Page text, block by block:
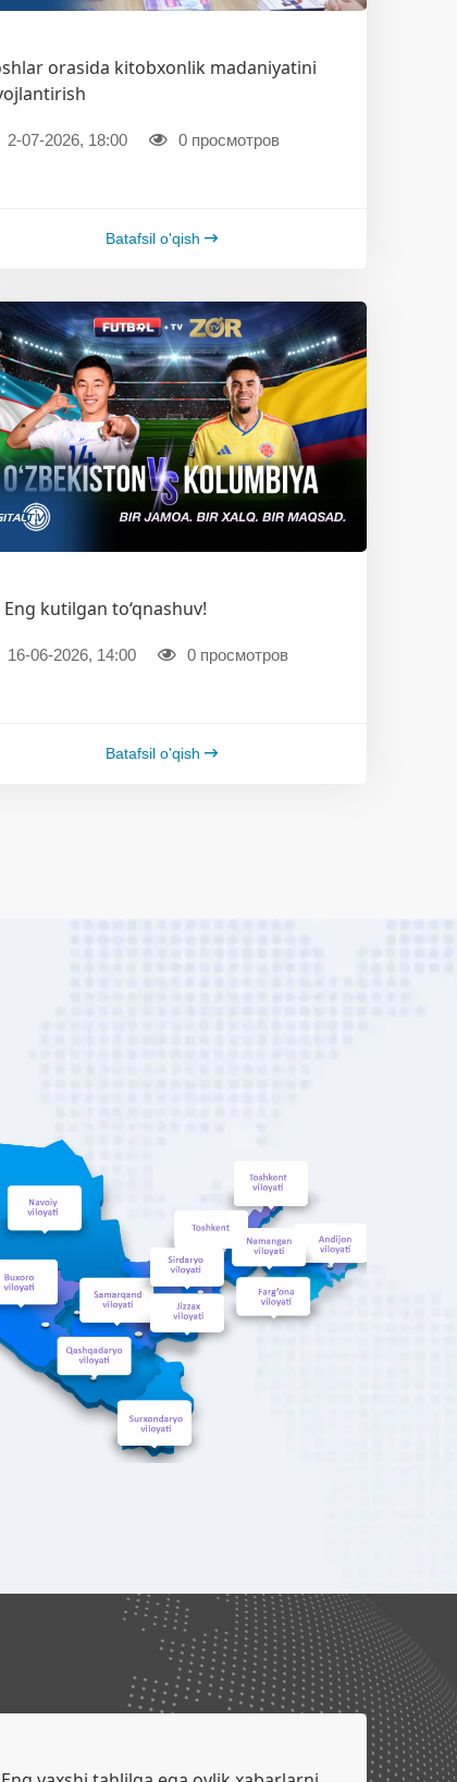
orasida kitobxonlik madaniyatini
2-07-2026, 18:00
0 просмотров
Batafsil o'qish
Eng kutilgan to‘qnashuv!
16-06-2026, 14:00
0 просмотров
Batafsil o'qish